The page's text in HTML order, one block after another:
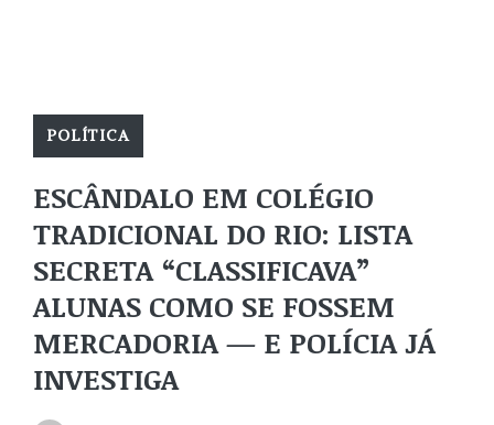
POLÍTICA
ESCÂNDALO EM COLÉGIO
TRADICIONAL DO RIO: LISTA
SECRETA “CLASSIFICAVA”
ALUNAS COMO SE FOSSEM
MERCADORIA — E POLÍCIA JÁ
INVESTIGA